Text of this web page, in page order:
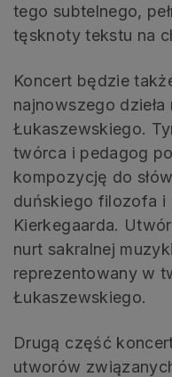
tego subtelnego,
tęsknoty tekstu na
Koncert będzie
najnowszego dzieła
Łukaszewskiego.
twórca i pedagog
kompozycję do
duńskiego filozofa i
Kierkegaarda.
nurt sakralnej
reprezentowany w
Łukaszewskiego.
Drugą część
utworów